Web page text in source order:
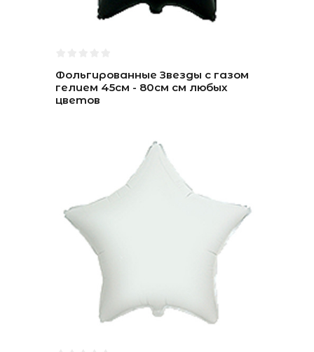
Фольгированные Звезды с газом
гелием 45см - 80см см любых
цветов